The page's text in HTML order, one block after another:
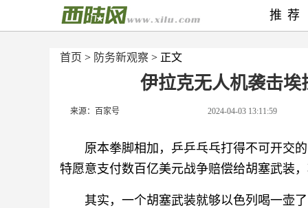
首页 > 防务新观察 > 正文
伊拉克无人机袭击
来源：百家号 2024-04-03 13:11:59
原本拳脚相加，乒乒乓乓打得不可开交
特愿意支付数百亿美元战争赔偿给胡塞武装
其实，一个胡塞武装就够以色列喝一壶
推荐